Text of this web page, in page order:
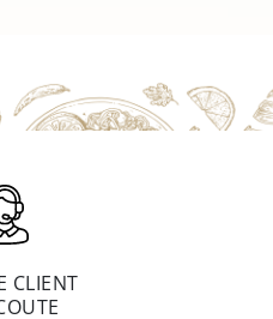
CLIENT